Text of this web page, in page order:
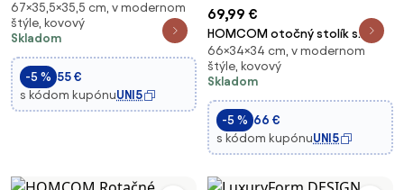
Nastaviteľnou Výškou, Stolička
do Salónu na Masáže, Umelá
Koža Biely Ø35,5 x 51-67 cm |
Aosom
67×35,5×35,5 cm, v modernom
štýle, kovový
Skladom
-5 % 55 €
s kódom kupónuUNI5
69,99 €
HOMCOM otočný stolík s
kolieskami, nastaviteľná výška
50-66 cm, čalúnené sedadlo z
umelej kože, opierka na nohy
pre obývacie izby a dielne,
čierna | A
66×34×34 cm, v modernom
štýle, kovový
Skladom
-5 % 66 €
s kódom kupónuUNI5